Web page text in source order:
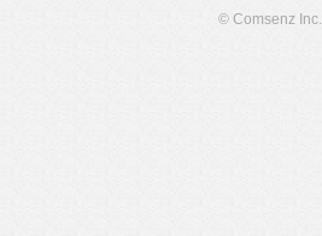
© Comsenz Inc.